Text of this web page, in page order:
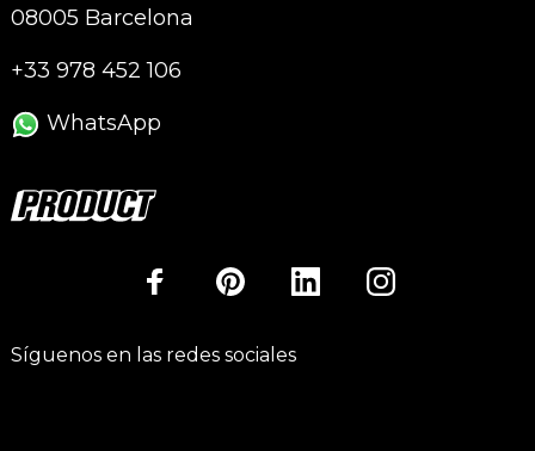
08005 Barcelona
+33 978 452 106
WhatsApp
Síguenos en las redes sociales